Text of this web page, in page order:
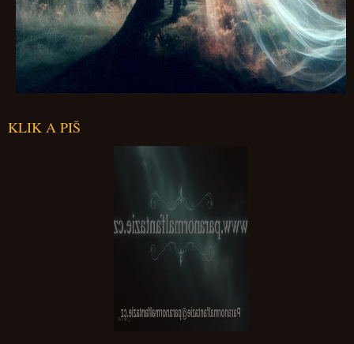
KLIK A PIŠ
Paranormalfantazie@paranormalfantazie.cz